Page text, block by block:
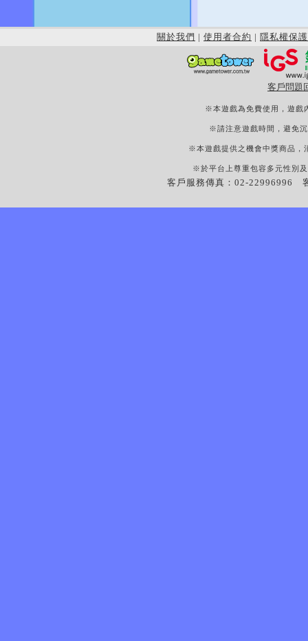
關於我們 | 使用者合約 | 隱私權保護
客戶問題
※本遊戲為免費使用，遊戲
※請注意遊戲時間，避免
※本遊戲提供之機會中獎商品，
※於平台上尊重包容多元性別
客戶服務傳真：02-22996996